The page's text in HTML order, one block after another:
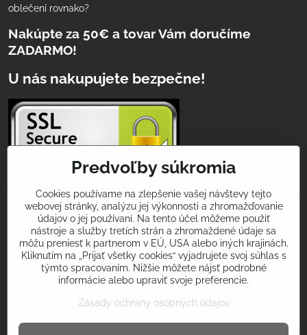
oblečení rovnako?
Nakúpte za 50€ a tovar Vám doručíme
ZADARMO!
U nás nakupujete bezpečne!
Podeľte sa s nami o Vaše športové zážitky
a úspechy!
Použite v príspevkoch na sociálnych sietiach hashtagy
#iamgekonalebo#multifunkcnasatkaa my Vás príjemne
prekvapíme! Tvorme spolu svet nadšenia pre šport v krásnom
Predvoľby súkromia
Cookies používame na zlepšenie vašej návštevy tejto
webovej stránky, analýzu jej výkonnosti a zhromažďovanie
údajov o jej používaní. Na tento účel môžeme použiť
nástroje a služby tretích strán a zhromaždené údaje sa
môžu preniesť k partnerom v EÚ, USA alebo iných krajinách.
Kliknutím na „Prijať všetky cookies“ vyjadrujete svoj súhlas s
týmto spracovaním. Nižšie môžete nájsť podrobné
informácie alebo upraviť svoje preferencie.
Zásady ochrany osobných údajov